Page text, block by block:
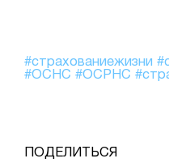
#страхованиежизни
#ОСНС #ОСРНС
ПОДЕЛИТЬСЯ